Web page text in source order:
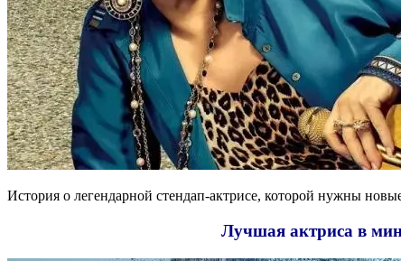
История о легендарной стендап-актрисе, которой нужны
Лучшая актриса в